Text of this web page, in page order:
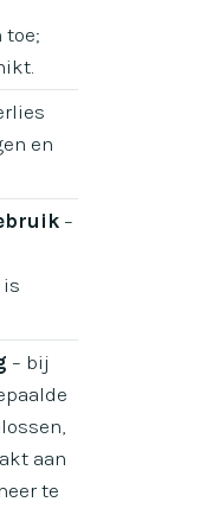
toe;
en
–
– bij
aan
te